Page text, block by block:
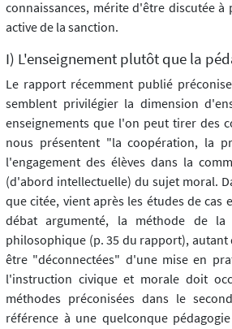
connaissances, mérite d'être discutée
active de la sanction.
I) L'enseignement plutôt que la
Le rapport récemment publié
semblent privilégier la dimension
enseignements que l'on peut tirer des
nous présentent "la coopération, la
l'engagement des élèves dans la
(d'abord intellectuelle) du sujet moral.
que citée, vient après les études de
débat argumenté, la méthode de
philosophique (p. 35 du rapport),
être "déconnectées" d'une mise en
l'instruction civique et morale doit
méthodes préconisées dans le
référence à une quelconque